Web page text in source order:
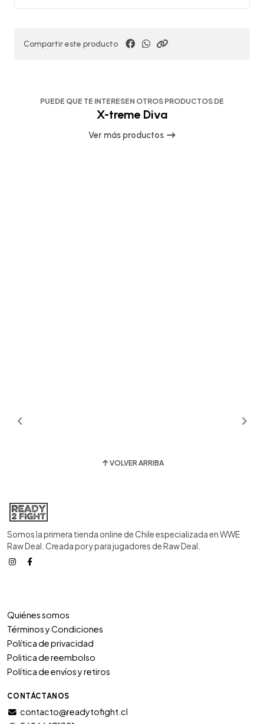
Compartir este producto
PUEDE QUE TE INTERESEN OTROS PRODUCTOS DE
X-treme Diva
Ver más productos
VOLVER ARRIBA
Somos la primera tienda online de Chile especializada en WWE
Raw Deal. Creada por y para jugadores de Raw Deal.
Quiénes somos
Términos y Condiciones
Política de privacidad
Politica de reembolso
Política de envíos y retiros
CONTÁCTANOS
contacto@readytofight.cl